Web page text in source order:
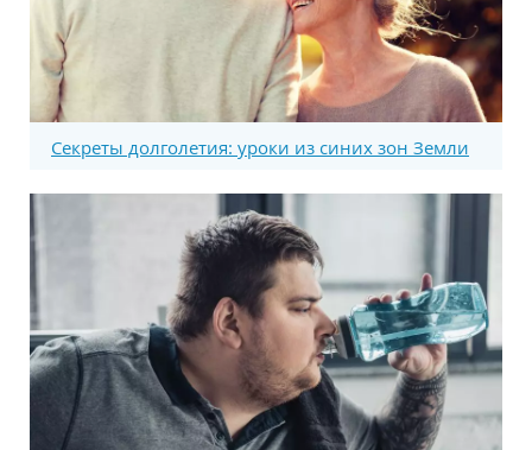
Секреты долголетия: уроки из синих зон Земли